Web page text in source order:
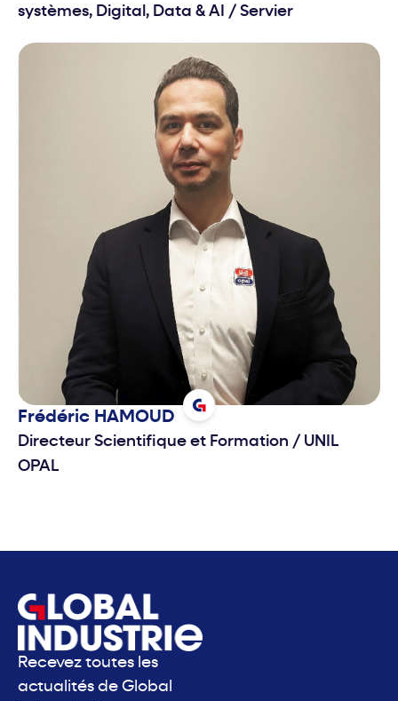
systèmes, Digital, Data & AI / Servier
Frédéric HAMOUD
Directeur Scientifique et Formation / UNIL
OPAL
Recevez toutes les
actualités de Global